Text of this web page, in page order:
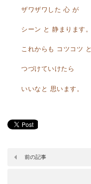
ザワザワした 心 が
シーン と 静まります。
これからも コツコツ と
つづけていけたら
いいなと 思います。
前の記事